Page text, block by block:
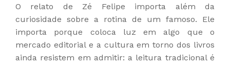
O relato de Zé Felipe importa além da
curiosidade sobre a rotina de um famoso. Ele
importa porque coloca luz em algo que o
mercado editorial e a cultura em torno dos livros
ainda resistem em admitir: a leitura tradicional é